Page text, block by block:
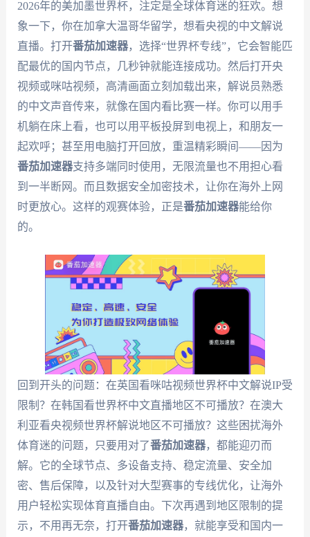
2026年的美加墨世界杯，注定是全球体育迷的狂欢。想
象一下，你在加拿大温哥华留学，想看央视的中文解说
直播。打开番茄加速器，选择“世界杯专线”，它会智能匹
配最优的国内节点，几秒钟就能连接成功。然后打开央
视频或咪咕视频，高清画面立刻加载出来，解说员熟悉
的中文声音传来，就像在国内看比赛一样。你可以用手
机躺在床上看，也可以用平板投屏到电视上，和朋友一
起欢呼；甚至用电脑打开回放，重温精彩瞬间——因为
番茄加速器支持多端同时使用，无限流量也不用担心看
到一半断网。而且数据安全加密技术，让你在海外上网
时更放心。这样的观赛体验，正是番茄加速器能给你
的。
回到开头的问题：在英国看咪咕视频世界杯中文解说IP受
限制？在韩国看世界杯中文直播地区不可播放？在澳大
利亚看央视频世界杯解说地区不可播放？这些困扰海外
体育迷的问题，只要用对了番茄加速器，都能迎刃而
解。它的全球节点、多设备支持、稳定流量、安全加
密、售后保障，以及针对大型赛事的专线优化，让海外
用户轻松实现体育直播自由。下次再遇到地区限制的提
示，不用再无奈，打开番茄加速器，就能享受和国内一